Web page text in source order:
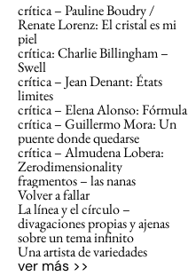
crítica ­­– Pauline Boudry /
Renate Lorenz: El cristal es mi
piel
crítica: Charlie Billingham –
Swell
crítica – Jean Denant: États
limites
crítica – Elena Alonso: Fórmula
crítica – Guillermo Mora: Un
puente donde quedarse
crítica – Almudena Lobera:
Zerodimensionality
fragmentos – las nanas
Volver a fallar
La línea y el círculo –
divagaciones propias y ajenas
sobre un tema infinito
Una artista de variedades
ver más >>